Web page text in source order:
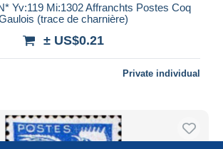
Yv:119 Mi:1302 Affranchts Postes Coq
(trace de charnière)
± US$0.21
Private individual